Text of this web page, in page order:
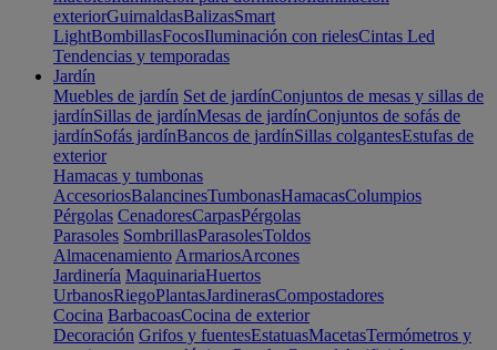
exteriorGuirnaldasBalizasSmart
LightBombillasFocosIluminación con rielesCintas Led
Tendencias y temporadas
Jardín
Muebles de jardín Set de jardínConjuntos de mesas y sillas de
jardínSillas de jardínMesas de jardínConjuntos de sofás de
jardínSofás jardínBancos de jardínSillas colgantesEstufas de
exterior
Hamacas y tumbonas
AccesoriosBalancinesTumbonasHamacasColumpios
Pérgolas CenadoresCarpasPérgolas
Parasoles SombrillasParasolesToldos
Almacenamiento ArmariosArcones
Jardinería MaquinariaHuertos
UrbanosRiegoPlantasJardinerasCompostadores
Cocina BarbacoasCocina de exterior
Decoración Grifos y fuentesEstatuasMacetasTermómetros y